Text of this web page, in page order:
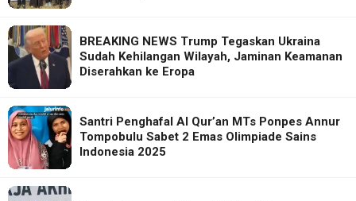
BREAKING NEWS Trump Tegaskan Ukraina
Sudah Kehilangan Wilayah, Jaminan Keamanan
Diserahkan ke Eropa
Santri Penghafal Al Qur’an MTs Ponpes Annur
Tompobulu Sabet 2 Emas Olimpiade Sains
Indonesia 2025